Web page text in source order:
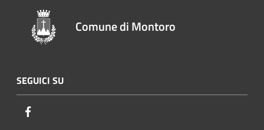
Comune di Montoro
SEGUICI SU